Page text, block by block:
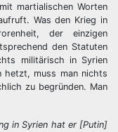
martialischen Worten
Was den Krieg in
der einzigen
den Statuten
militärisch in Syrien
hetzt, muss man nichts
zu begründen. Man
in Syrien hat er [Putin]